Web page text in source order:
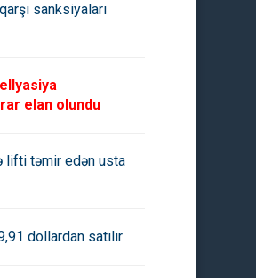
sanksiyaları
elan olundu
lifti təmir edən usta
dollardan satılır